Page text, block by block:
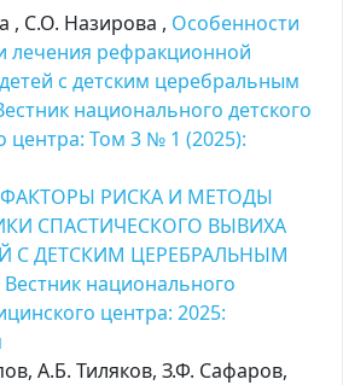
, С.О. Назирова , Особенности
лечения рефракционной
с детским церебральным
национального детского
центра: Том 3 № 1 (2025):
ФАКТОРЫ РИСКА И МЕТОДЫ
СПАСТИЧЕСКОГО ВЫВИХА
С ДЕТСКИМ ЦЕРЕБРАЛЬНЫМ
Вестник национального
центра: 2025:
А.Б. Тиляков, З.Ф. Сафаров,